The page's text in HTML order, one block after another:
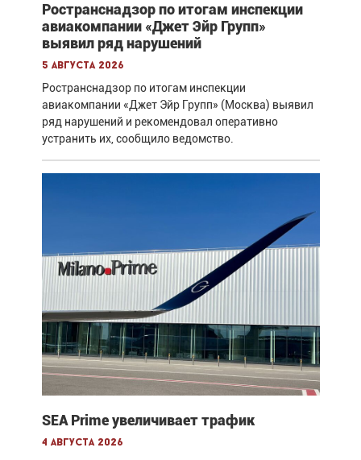
Ространснадзор по итогам инспекции
авиакомпании «Джет Эйр Групп»
выявил ряд нарушений
5 августа 2026
Ространснадзор по итогам инспекции
авиакомпании «Джет Эйр Групп» (Москва) выявил
ряд нарушений и рекомендовал оперативно
устранить их, сообщило ведомство.
SEA Prime увеличивает трафик
4 августа 2026